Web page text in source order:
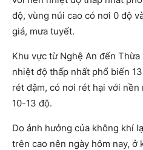
độ, vùng núi cao có nơi 0 độ
giá, mưa tuyết.
Khu vực từ Nghệ An đến
nhiệt độ thấp nhất phổ biến
rét đậm, có nơi rét hại với
10-13 độ.
Do ảnh hưởng của không khí
trên cao nên ngày hôm nay, ở